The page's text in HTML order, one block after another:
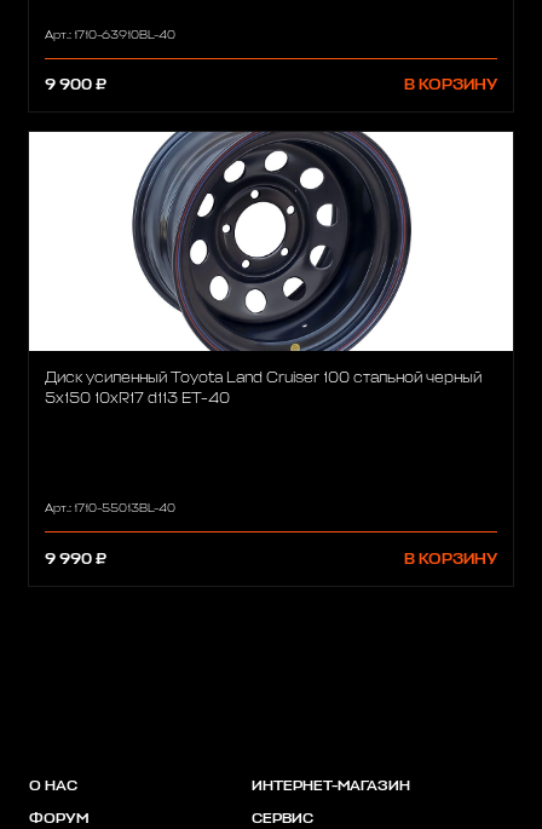
Арт.: 1710-63910BL-40
9 900 ₽ В КОРЗИНУ
Диск усиленный Toyota Land Cruiser 100 стальной черный
5x150 10xR17 d113 ET-40
Арт.: 1710-55013BL-40
9 990 ₽ В КОРЗИНУ
О НАС
ФОРУМ
ИНТЕРНЕТ-МАГАЗИН
СЕРВИС